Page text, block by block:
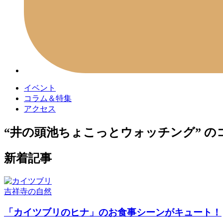
イベント
コラム＆特集
アクセス
“井の頭池ちょこっとウォッチング” の
新着記事
吉祥寺の自然
「カイツブリのヒナ」のお食事シーンがキュート！